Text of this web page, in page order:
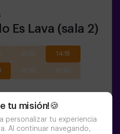
tu misión!🍪
personalizar tu experiencia
Al continuar navegando,
Es Lava (sala 2)
14:15